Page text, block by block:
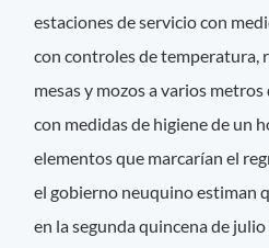
estaciones de servicio con
con controles de temperatura,
mesas y mozos a varios
con medidas de higiene de un
elementos que marcarían el
el gobierno neuquino estiman
en la segunda quincena de